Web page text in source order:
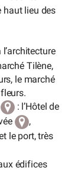
haut lieu des
l’architecture
Tilène,
le marché
: l’Hôtel de
,
le port, très
édifices